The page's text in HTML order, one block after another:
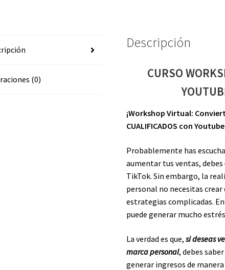
cantidad
(0)
Descripción
CURSO
¡Workshop Virtual:
CUALIFICADOS con
Probablemente has
aumentar tus ventas,
TikTok. Sin embargo, la
personal no necesitas
estrategias complicadas.
puede generar mucho
La verdad es que,si deseas
marca personal, debes
generar ingresos de